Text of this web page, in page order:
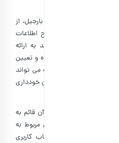
و حسب صلاحدید و تشخیص بارجیل، از
ارائه مدارک و یا اصلاح اطلاعات
مورد درخواست، متعهد به ارائه
در مدت اعلام شده و تعیین
در غیراین صورت شرکت می تواند
از ارائۀ خدمات به کاربران خودداری
شخص کاربر و استفاده از آن قائم به
است. کلیه مسئولیت های مربوط به
برعهدۀ کاربر دارای حساب کاربری